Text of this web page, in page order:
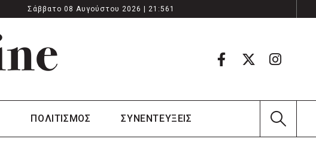
Σάββατο 08 Αυγούστου 2026 | 21:561
ΠΟΛΙΤΙΣΜΟΣ ΣΥΝΕΝΤΕΥΞΕΙΣ